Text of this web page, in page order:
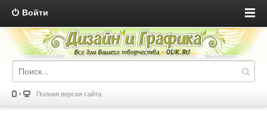
Войти
Полная версия сайта